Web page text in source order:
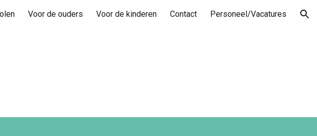
Skip to navigation
Voor de ouders Voor de kinderen Contact Personeel/Vacatures